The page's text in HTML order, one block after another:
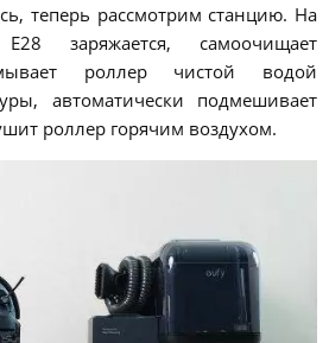
теперь рассмотрим станцию. На
заряжается, самоочищает
роллер чистой водой
автоматически подмешивает
роллер горячим воздухом.